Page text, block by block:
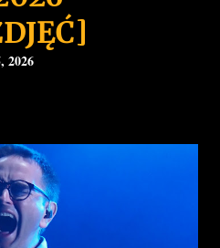
2026